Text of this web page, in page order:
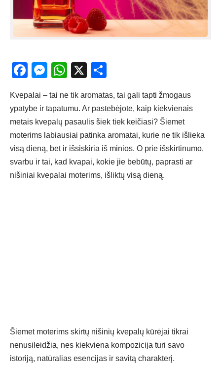
Facebook
Messenger
WhatsApp
X
Kvepalai – tai ne tik aromatas, tai gali tapti žmogaus
ypatybe ir tapatumu. Ar pastebėjote, kaip kiekvienais
metais kvepalų pasaulis šiek tiek keičiasi? Šiemet
moterims labiausiai patinka aromatai, kurie ne tik išlieka
visą dieną, bet ir išsiskiria iš minios. O prie išskirtinumo,
svarbu ir tai, kad kvapai, kokie jie bebūtų, paprasti ar
nišiniai kvepalai moterims, išliktų visą dieną.
Šiemet moterims skirtų nišinių kvepalų kūrėjai tikrai
nenusileidžia, nes kiekviena kompozicija turi savo
istoriją, natūralias esencijas ir savitą charakterį.